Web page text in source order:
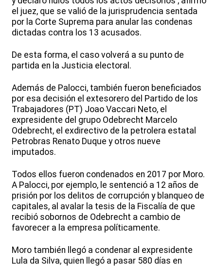
el juez, que se valió de la jurisprudencia sentada
por la Corte Suprema para anular las condenas
dictadas contra los 13 acusados.
De esta forma, el caso volverá a su punto de
partida en la Justicia electoral.
Además de Palocci, también fueron beneficiados
por esa decisión el extesorero del Partido de los
Trabajadores (PT) Joao Vaccari Neto, el
expresidente del grupo Odebrecht Marcelo
Odebrecht, el exdirectivo de la petrolera estatal
Petrobras Renato Duque y otros nueve
imputados.
Todos ellos fueron condenados en 2017 por Moro.
A Palocci, por ejemplo, le sentenció a 12 años de
prisión por los delitos de corrupción y blanqueo de
capitales, al avalar la tesis de la Fiscalía de que
recibió sobornos de Odebrecht a cambio de
favorecer a la empresa políticamente.
Moro también llegó a condenar al expresidente
Lula da Silva, quien llegó a pasar 580 días en